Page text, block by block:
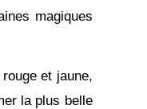
magiques
et jaune,
la plus belle